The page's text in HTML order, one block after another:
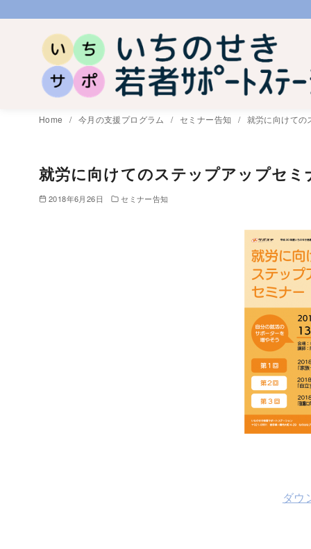
Home 今月の支援プログラム セミナー告知 就労に向けての
就労に向けてのステップアップセミ
2018年6月26日 セミナー告知
ダウ